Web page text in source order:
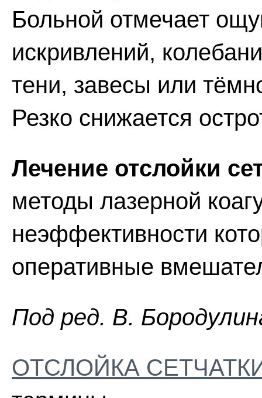
Больной отмечает
искривлений,
тени, завесы или
Резко снижается
Лечение отслойки
методы лазерной
неэффективности
оперативные
Пoд peд. B.
ОТСЛОЙКА